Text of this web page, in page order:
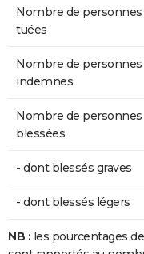
Nombre de personnes
tuées
Nombre de personnes
indemnes
Nombre de personnes
blessées
- dont blessés graves
- dont blessés légers
NB : les pourcentages